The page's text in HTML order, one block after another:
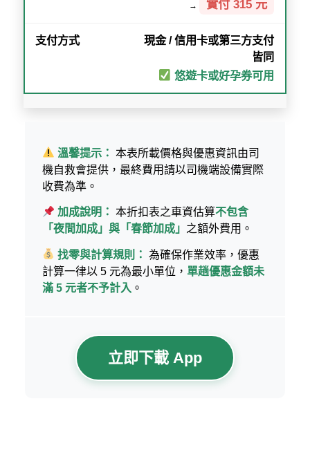
→ 實付 315 元
現金 / 信用卡或第三方支付
皆同
悠遊卡或好孕券可用
溫馨提示： 本表所載價格與優惠資訊由司
機自救會提供，最終費用請以司機端設備實際
收費為準。
加成說明： 本折扣表之車資估算不包含
「夜間加成」與「春節加成」 之額外費用。
找零與計算規則： 為確保作業效率，優惠
計算一律以 5 元為最小單位， 單趟優惠金額未
滿 5 元者不予計入 。
立即下載 App